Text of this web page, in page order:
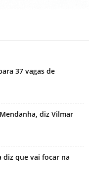
37 vagas de
diz Vilmar
diz que vai focar na